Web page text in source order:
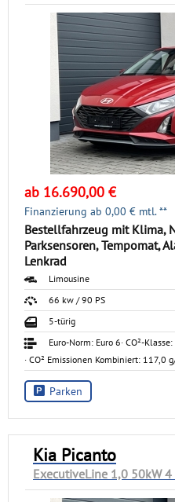
ab 16.690,00 €
Finanzierung ab 0,00 € mtl. **
Bestellfahrzeug mit Klima,
Parksensoren, Tempomat,
Lenkrad
Limousine
66 kw / 90 PS
5-türig
Euro-Norm: Euro 6· CO²-
· CO² Emissionen Kombiniert: 117,0
Parken
Kia Picanto
ExecutiveLine 1,0 50kW 4